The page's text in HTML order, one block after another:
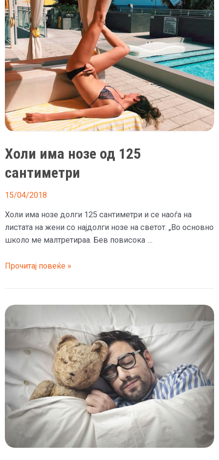
Холи има нозе од 125
сантиметри
15/04/2018
Холи има нозе долги 125 сантиметри и се наоѓа на
листата на жени со најдолги нозе на светот. „Во основно
школо ме малтретираа. Бев повисока …
Холи
нозе
од
125
сантиметри
Прочитај повеќе »